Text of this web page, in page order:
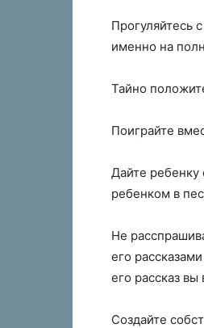
Прогуляйтесь
именно на
Тайно
Поиграйте
Дайте ребенку
ребенком в
Не
его
его рассказ
Создайте